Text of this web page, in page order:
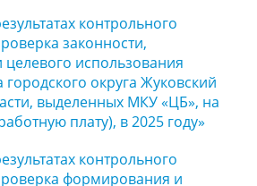
контрольного
законности,
целевого использования
городского округа Жуковский
выделенных МКУ «ЦБ», на
плату), в 2025 году»
контрольного
формирования и